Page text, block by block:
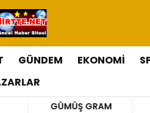
GÜNDEM EKONOMİ
GÜMÜŞ GRAM
BITCOIN